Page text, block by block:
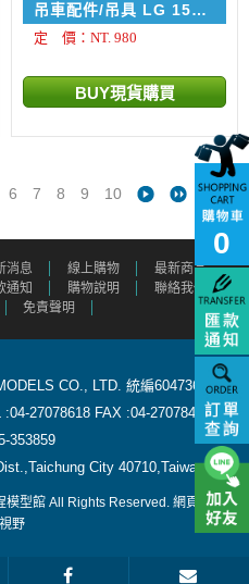
吊車配件/吊具 LG 1550
SL 專用鋼索纜線 / RAL
3002 紅色
定 價：NT. 980
6 7 8 9 10
消息 線上購物
最新商品
通知 購物說明
聯絡我們
免責聲明
CO., LTD. 統編60473615
27078618 FAX :04-27078488 行
353859
City 40710,Taiwan
型館 All Rights Reserved. 網頁設計:
野
0